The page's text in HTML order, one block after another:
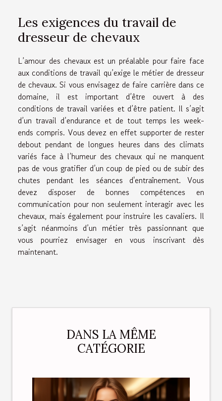
Les exigences du travail de
dresseur de chevaux
L’amour des chevaux est un préalable pour faire face
aux conditions de travail qu’exige le métier de dresseur
de chevaux. Si vous envisagez de faire carrière dans ce
domaine, il est important d’être ouvert à des
conditions de travail variées et d’être patient. Il s’agit
d’un travail d’endurance et de tout temps les week-
ends compris. Vous devez en effet supporter de rester
debout pendant de longues heures dans des climats
variés face à l’humeur des chevaux qui ne manquent
pas de vous gratifier d’un coup de pied ou de subir des
chutes pendant les séances d'entraînement. Vous
devez disposer de bonnes compétences en
communication pour non seulement interagir avec les
chevaux, mais également pour instruire les cavaliers. Il
s’agit néanmoins d’un métier très passionnant que
vous pourriez envisager en vous inscrivant dès
maintenant.
DANS LA MÊME
CATÉGORIE